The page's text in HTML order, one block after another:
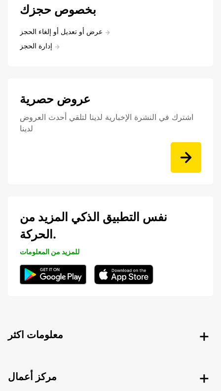
بخصوص حجزك
عرض أو تعديل أو إلغاء الحجز
إدارة الحجز
عروض حصرية
اشترك في النشرة الإخبارية لدينا لتلقي أحدث العروض
لدينا
نفس التطبيق الذكي المزيد من
الحركة.
للمزيد من المعلومات
معلومات اكثر
مركز أعمال